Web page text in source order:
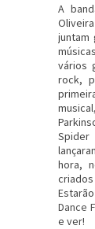
A
juntam
vários
rock,
hora,
criados
Dance
e ver!